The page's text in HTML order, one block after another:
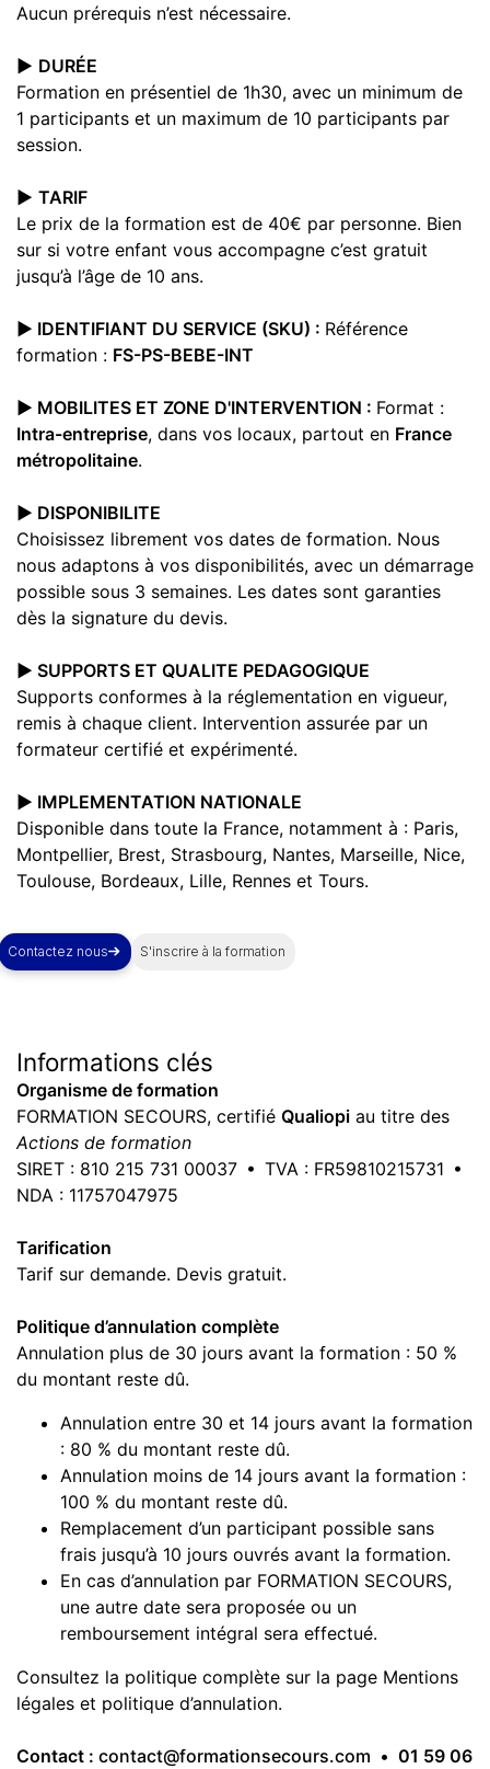
Aucun prérequis n’est nécessaire.
▶️ DURÉE
Formation en présentiel de 1h30, avec un minimum de
1 participants et un maximum de 10 participants par
session.
▶️ TARIF
Le prix de la formation est de 40€ par personne. Bien
sur si votre enfant vous accompagne c’est gratuit
jusqu’à l’âge de 10 ans.
▶️ IDENTIFIANT DU SERVICE (SKU) : Référence
formation : FS-PS-BEBE-INT
▶️ MOBILITES ET ZONE D'INTERVENTION : Format :
Intra-entreprise, dans vos locaux, partout en France
métropolitaine.
▶️ DISPONIBILITE
Choisissez librement vos dates de formation. Nous
nous adaptons à vos disponibilités, avec un démarrage
possible sous 3 semaines. Les dates sont garanties
dès la signature du devis.
▶️ SUPPORTS ET QUALITE PEDAGOGIQUE
Supports conformes à la réglementation en vigueur,
remis à chaque client. Intervention assurée par un
formateur certifié et expérimenté.
▶️ IMPLEMENTATION NATIONALE
Disponible dans toute la France, notamment à : Paris,
Montpellier, Brest, Strasbourg, Nantes, Marseille, Nice,
Toulouse, Bordeaux, Lille, Rennes et Tours.
Contactez nous S'inscrire à la formation
Informations clés
Organisme de formation
FORMATION SECOURS, certifié Qualiopi au titre des
Actions de formation
SIRET : 810 215 731 00037 • TVA : FR59810215731 •
NDA : 11757047975
Tarification
Tarif sur demande. Devis gratuit.
Politique d’annulation complète
Annulation plus de 30 jours avant la formation : 50 %
du montant reste dû.
Annulation entre 30 et 14 jours avant la formation
: 80 % du montant reste dû.
Annulation moins de 14 jours avant la formation :
100 % du montant reste dû.
Remplacement d’un participant possible sans
frais jusqu’à 10 jours ouvrés avant la formation.
En cas d’annulation par FORMATION SECOURS,
une autre date sera proposée ou un
remboursement intégral sera effectué.
Consultez la politique complète sur la page Mentions
légales et politique d’annulation.
Contact : contact@formationsecours.com • 01 59 06